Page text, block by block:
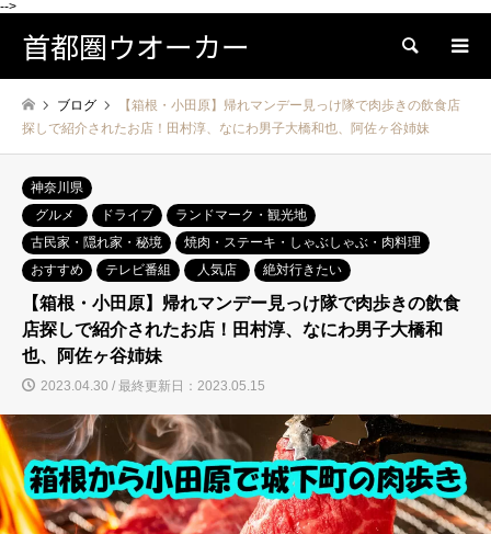
-->
首都圏ウオーカー 検索
ブログ
【箱根・小田原】帰れマンデー見っけ隊で肉歩きの飲食店
探しで紹介されたお店！田村淳、なにわ男子大橋和也、阿佐ヶ谷姉妹
神奈川県
グルメ
ドライブ
ランドマーク・観光地
古民家・隠れ家・秘境
焼肉・ステーキ・しゃぶしゃぶ・肉料理
おすすめ
テレビ番組 人気店 絶対行きたい
【箱根・小田原】帰れマンデー見っけ隊で肉歩きの飲食
店探しで紹介されたお店！田村淳、なにわ男子大橋和
也、阿佐ヶ谷姉妹
2023.04.30 / 最終更新日：2023.05.15